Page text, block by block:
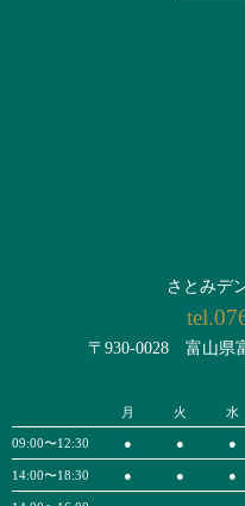
さとみデ
〒930-0028 富山県
月 火 水
09:00〜12:30 ● ● ●
14:00〜18:30 ● ● ●